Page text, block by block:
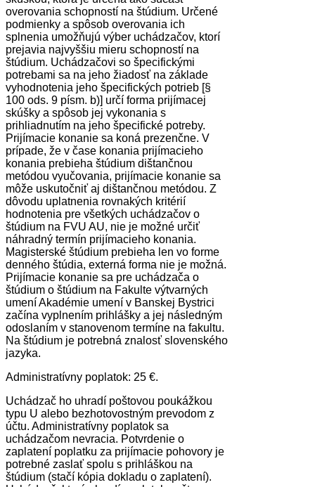
overovania schopností na štúdium. Určené
podmienky a spôsob overovania ich
splnenia umožňujú výber uchádzačov, ktorí
prejavia najvyššiu mieru schopností na
štúdium. Uchádzačovi so špecifickými
potrebami sa na jeho žiadosť na základe
vyhodnotenia jeho špecifických potrieb [§
100 ods. 9 písm. b)] určí forma prijímacej
skúšky a spôsob jej vykonania s
prihliadnutím na jeho špecifické potreby.
Prijímacie konanie sa koná prezenčne. V
prípade, že v čase konania prijímacieho
konania prebieha štúdium dištančnou
metódou vyučovania, prijímacie konanie sa
môže uskutočniť aj dištančnou metódou. Z
dôvodu uplatnenia rovnakých kritérií
hodnotenia pre všetkých uchádzačov o
štúdium na FVU AU, nie je možné určiť
náhradný termín prijímacieho konania.
Magisterské štúdium prebieha len vo forme
denného štúdia, externá forma nie je možná.
Prijímacie konanie sa pre uchádzača o
štúdium o štúdium na Fakulte výtvarných
umení Akadémie umení v Banskej Bystrici
začína vyplnením prihlášky a jej následným
odoslaním v stanovenom termíne na fakultu.
Na štúdium je potrebná znalosť slovenského
jazyka.
Administratívny poplatok: 25 €.
Uchádzač ho uhradí poštovou poukážkou
typu U alebo bezhotovostným prevodom z
účtu. Administratívny poplatok sa
uchádzačom nevracia. Potvrdenie o
zaplatení poplatku za prijímacie pohovory je
potrebné zaslať spolu s prihláškou na
štúdium (stačí kópia dokladu o zaplatení).